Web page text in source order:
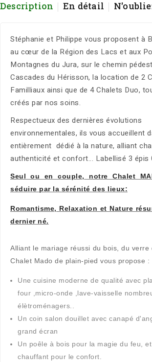
Description En détail
Stéphanie et Philippe vous proposent à
au cœur de la Région des Lacs et aux
Montagnes du Jura, sur le chemin
Cascades du Hérisson, la location de 2
Familliaux ainsi que de 4 Chalets Duo,
créés par nos soins.
Respectueux des dernières évolutions
environnementales, ils vous accueillent
entièrement dédié à la nature, alliant
authenticité et confort... Labellisé 3 épis
Seul ou en couple, notre Chalet
séduire par la sérénité des lieux:
Romantisme, Relaxation et Nature
dernier né.
Alliant le mariage réussi du bois, du
Chalet Mado de plain-pied vous propose :
Une cuisine moderne de qualité avec
four ,micro-onde ,lave-vaisselle
élètroménagers..
Un coin salon douillet avec canapé
grand écran
Un poêle à bois pour la magie du feu,
chauffant pour le confort.